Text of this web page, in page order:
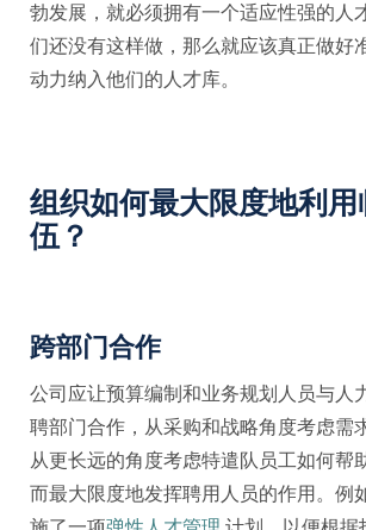
勃发展，就必须拥有一个适应性强的人
们还没有这样做，那么就应该真正做好
动力纳入他们的人才库。
组织如何最大限度地利用
伍？
跨部门合作
公司应让预算编制和业务规划人员与人
聘部门合作，从采购和战略角度考虑需
从更长远的角度考虑特遣队员工如何帮
而最大限度地发挥聘用人员的作用。例